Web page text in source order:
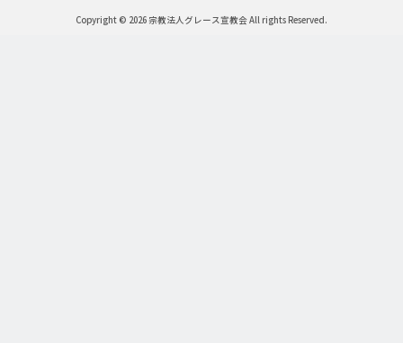
Copyright © 2026 宗教法人グレース宣教会 All rights Reserved.